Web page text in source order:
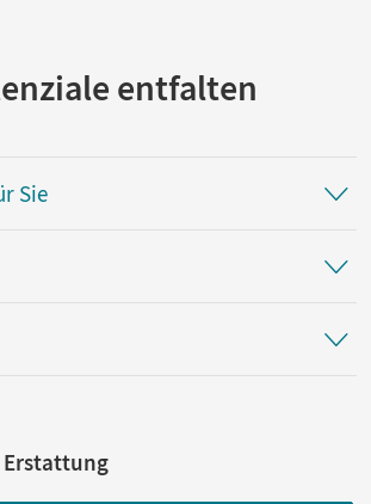
entfalten
Sie
Erstattung